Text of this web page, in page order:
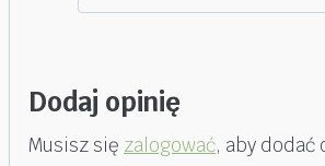
Dodaj opinię
Musisz się zalogować, aby dodać